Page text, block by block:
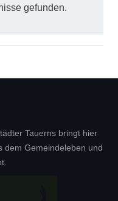
gefunden.
Tauerns bringt hier
dem Gemeindeleben und